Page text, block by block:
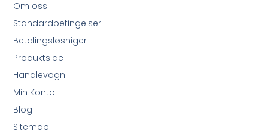
Om oss
Standardbetingelser
Betalingsløsniger
Produktside
Handlevogn
Min Konto
Blog
Sitemap